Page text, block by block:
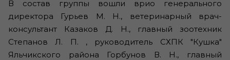
В состав группы вошли врио генерального
директора Гурьев М. Н., ветеринарный врач-
консультант Казаков Д. Н., главный зоотехник
Степанов Л. П. , руководитель СХПК "Кушка"
Яльчикского района Горбунов В. Н., главный